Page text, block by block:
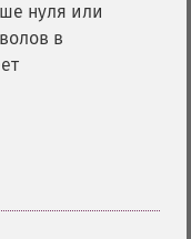
нуля или
в